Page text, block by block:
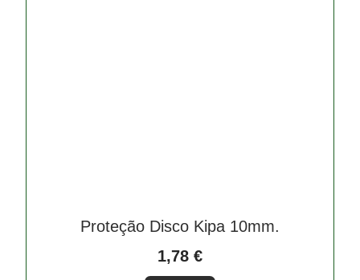
Proteção Disco Kipa 10mm.
1,78 €